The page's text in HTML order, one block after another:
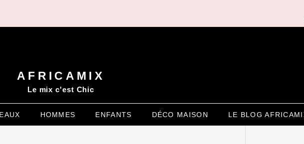
AFRICAMIX
Le mix c'est Chic
HOMMES ENFANTS DÉCO MAISON LE BLOG